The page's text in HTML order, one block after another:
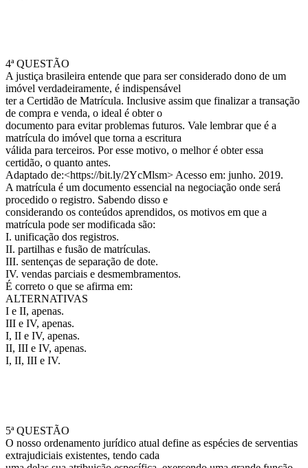
4ª QUESTÃO
A justiça brasileira entende que para ser considerado dono de um
imóvel verdadeiramente, é indispensável
ter a Certidão de Matrícula. Inclusive assim que finalizar a transação
de compra e venda, o ideal é obter o
documento para evitar problemas futuros. Vale lembrar que é a
matrícula do imóvel que torna a escritura
válida para terceiros. Por esse motivo, o melhor é obter essa
certidão, o quanto antes.
Adaptado de:<https://bit.ly/2YcMlsm> Acesso em: junho. 2019.
A matrícula é um documento essencial na negociação onde será
procedido o registro. Sabendo disso e
considerando os conteúdos aprendidos, os motivos em que a
matrícula pode ser modificada são:
I. unificação dos registros.
II. partilhas e fusão de matrículas.
III. sentenças de separação de dote.
IV. vendas parciais e desmembramentos.
É correto o que se afirma em:
ALTERNATIVAS
I e II, apenas.
III e IV, apenas.
I, II e IV, apenas.
II, III e IV, apenas.
I, II, III e IV.
5ª QUESTÃO
O nosso ordenamento jurídico atual define as espécies de serventias
extrajudiciais existentes, tendo cada